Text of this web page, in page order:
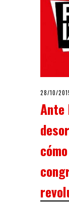
POSTED
28/10/